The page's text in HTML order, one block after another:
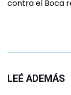
contra el Boca
LEÉ ADEMÁS